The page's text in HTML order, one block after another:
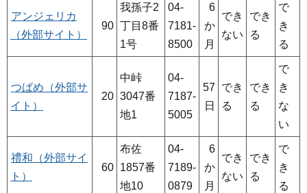
アンジェリカ
（外部サイト）
90
我孫子2
丁目8番
1号
04-
7181-
8500
6
か
月
でき
ない
でき
る
で
き
る
つばめ（外部サ
イト）
20
中峠
3047番
地1
04-
7187-
5005
57
日
でき
る
でき
る
で
き
な
い
禮和（外部サイ
ト）
60
布佐
1857番
地10
04-
7189-
0879
6
か
月
でき
ない
でき
る
で
き
る